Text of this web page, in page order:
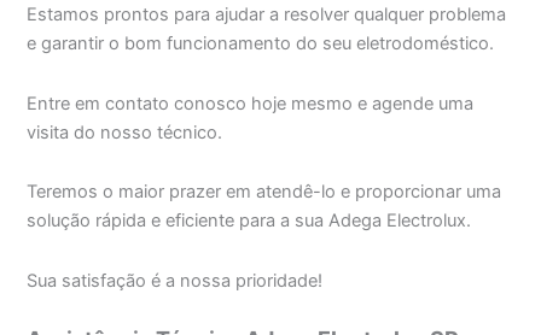
Estamos prontos para ajudar a resolver qualquer problema
e garantir o bom funcionamento do seu eletrodoméstico.
Entre em contato conosco hoje mesmo e agende uma
visita do nosso técnico.
Teremos o maior prazer em atendê-lo e proporcionar uma
solução rápida e eficiente para a sua Adega Electrolux.
Sua satisfação é a nossa prioridade!